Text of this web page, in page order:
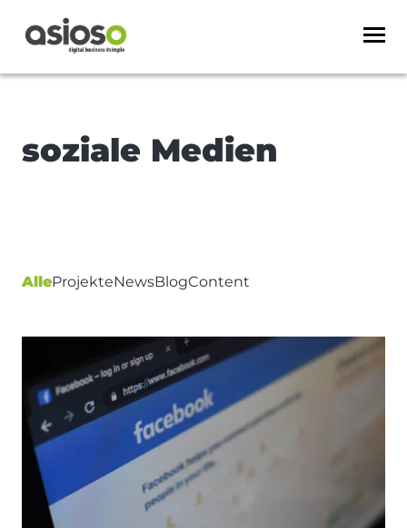
soziale Medien
AlleProjekteNewsBlogContent